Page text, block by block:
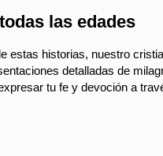
las edades
estas historias, nuestro
detalladas de
tu fe y devoción a